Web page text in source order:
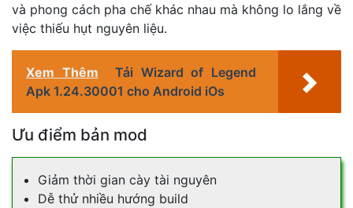
và phong cách pha chế khác nhau mà không lo lắng về
việc thiếu hụt nguyên liệu.
Xem Thêm
Tải Wizard of Legend
Apk 1.24.30001 cho Android iOs
Ưu điểm bản mod
Giảm thời gian cày tài nguyên
Dễ thử nhiều hướng build